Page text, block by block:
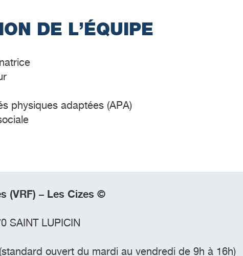
DE L’ÉQUIPE
physiques adaptées (APA)
(VRF) – Les Cizes ©
SAINT LUPICIN
ouvert du mardi au vendredi de 9h à 16h)